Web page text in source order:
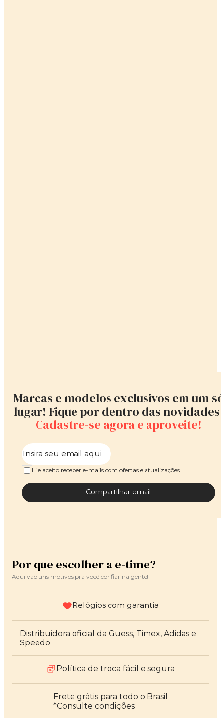
Marcas e modelos exclusivos em um
lugar! Fique por dentro das
Cadastre-se agora e aproveite!
Li e aceito receber e-mails com ofertas e atualizações.
Compartilhar email
Por que escolher a e-time?
Aqui vão uns motivos pra você confiar na gente!
Relógios com garantia
Distribuidora oficial da Guess, Timex, Adidas e
Speedo
Política de troca fácil e segura
Frete grátis para todo o Brasil
*Consulte condições